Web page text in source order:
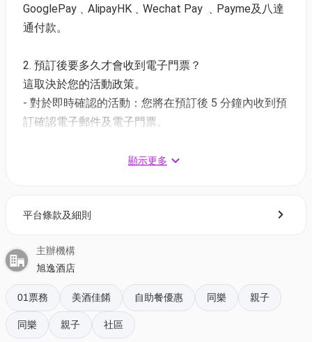
$1,183.6)
【成人59折】
【長者59折】$300 / 位 (原價: $481.8 / 位)
2. 饗樂悠閒半自助午餐 | 適用於星期一至日 11:30 -
14:00
半自助餐包括無限量供應自助沙律吧、是日餐湯、精
燒美國極黑豬柳配紅酒汁、澳洲草飼鮮肉眼扒、香煎
**自助午餐只提供指定主菜( 最低價錢之套餐)一
款， 如客人需要另加費用轉享用其他主菜，可於餐廳
現場補差額及加一服務費以選擇其他菜式。
3. 「和洋の味」生蠔半自助晚餐🦪任食生蠔 | 適用於星
GooglePay﹑AlipayHK﹑Wechat Pay ﹑Payme及八達
通付款。
2. 預訂後要多久才會收到電子門票？
這取決於您的活動政策。
- 對於即時確認的活動：您將在預訂後 5 分鐘內收到預
訂確認電子郵件及電子門票。
1 - 3 個工作天內發送到您所登記的電郵地址。
- 會員可以下載《香港01》流動應用程式(APP) ，並以
按「門票」> 點擊相關活動電子門票；
- 透過訂單電郵內按「查看電子票」連結; 部份活動設
有電子門票附件(PDF)。
4. 我預訂了活動，但還沒收到確認電郵，該怎樣辦？
顯示更多
平台條款及細則
主辦機構
旭逸酒店
01票務 美酒佳餚 自助餐優惠 同樂 親子
同樂 親子 社區